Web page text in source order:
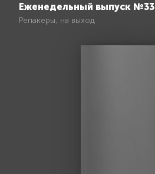
Еженедельный выпуск №33
Репакеры, на выход